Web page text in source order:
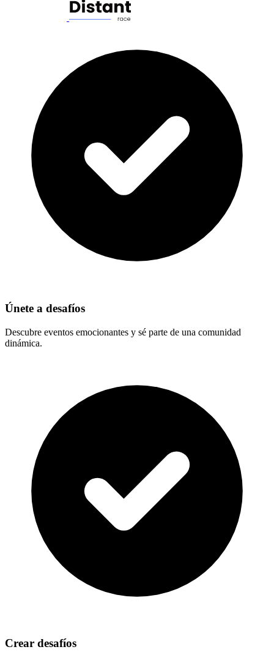
Únete a desafíos
Descubre eventos emocionantes y sé parte de una comunidad
dinámica.
Crear desafíos